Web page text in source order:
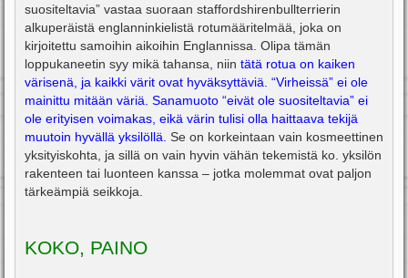
suositeltavia” vastaa suoraan staffordshirenbullterrierin
alkuperäistä englanninkielistä rotumääritelmää, joka on
kirjoitettu samoihin aikoihin Englannissa. Olipa tämän
loppukaneetin syy mikä tahansa, niin tätä rotua on kaiken
värisenä, ja kaikki värit ovat hyväksyttäviä. “Virheissä” ei ole
mainittu mitään väriä. Sanamuoto “eivät ole suositeltavia” ei
ole erityisen voimakas, eikä värin tulisi olla haittaava tekijä
muutoin hyvällä yksilöllä.
Se on korkeintaan vain kosmeettinen
yksityiskohta, ja sillä on vain hyvin vähän tekemistä ko. yksilön
rakenteen tai luonteen kanssa – jotka molemmat ovat paljon
tärkeämpiä seikkoja.
KOKO, PAINO